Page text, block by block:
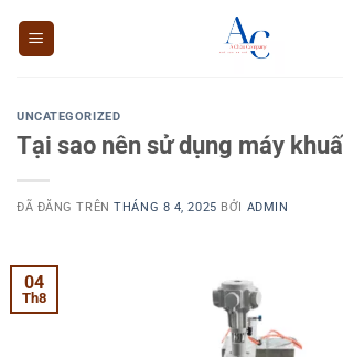
UNCATEGORIZED
Tại sao nên sử dụng máy
ĐÃ ĐĂNG TRÊNTHÁNG 8 4, 2025 BỞI ADMIN
04
Th8